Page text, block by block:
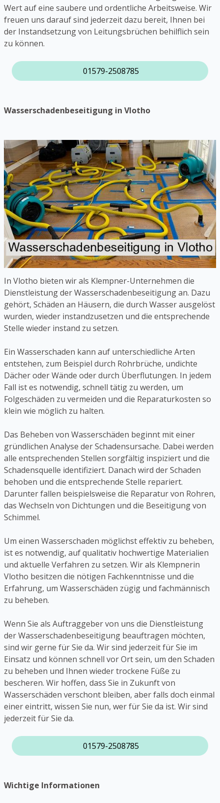
Wert auf eine saubere und ordentliche Arbeitsweise. Wir
freuen uns darauf sind jederzeit dazu bereit, Ihnen bei
der Instandsetzung von Leitungsbrüchen behilflich sein
zu können.
01579-2508785
Wasserschadenbeseitigung in Vlotho
In Vlotho bieten wir als Klempner-Unternehmen die
Dienstleistung der Wasserschadenbeseitigung an. Dazu
gehört, Schäden an Häusern, die durch Wasser ausgelöst
wurden, wieder instandzusetzen und die entsprechende
Stelle wieder instand zu setzen.
Ein Wasserschaden kann auf unterschiedliche Arten
entstehen, zum Beispiel durch Rohrbrüche, undichte
Dächer oder Wände oder durch Überflutungen. In jedem
Fall ist es notwendig, schnell tätig zu werden, um
Folgeschäden zu vermeiden und die Reparaturkosten so
klein wie möglich zu halten.
Das Beheben von Wasserschäden beginnt mit einer
gründlichen Analyse der Schadensursache. Dabei werden
alle entsprechenden Stellen sorgfältig inspiziert und die
Schadensquelle identifiziert. Danach wird der Schaden
behoben und die entsprechende Stelle repariert.
Darunter fallen beispielsweise die Reparatur von Rohren,
das Wechseln von Dichtungen und die Beseitigung von
Schimmel.
Um einen Wasserschaden möglichst effektiv zu beheben,
ist es notwendig, auf qualitativ hochwertige Materialien
und aktuelle Verfahren zu setzen. Wir als Klempnerin
Vlotho besitzen die nötigen Fachkenntnisse und die
Erfahrung, um Wasserschäden zügig und fachmännisch
zu beheben.
Wenn Sie als Auftraggeber von uns die Dienstleistung
der Wasserschadenbeseitigung beauftragen möchten,
sind wir gerne für Sie da. Wir sind jederzeit für Sie im
Einsatz und können schnell vor Ort sein, um den Schaden
zu beheben und Ihnen wieder trockene Füße zu
bescheren. Wir hoffen, dass Sie in Zukunft von
Wasserschäden verschont bleiben, aber falls doch einmal
einer eintritt, wissen Sie nun, wer für Sie da ist. Wir sind
jederzeit für Sie da.
01579-2508785
Wichtige Informationen